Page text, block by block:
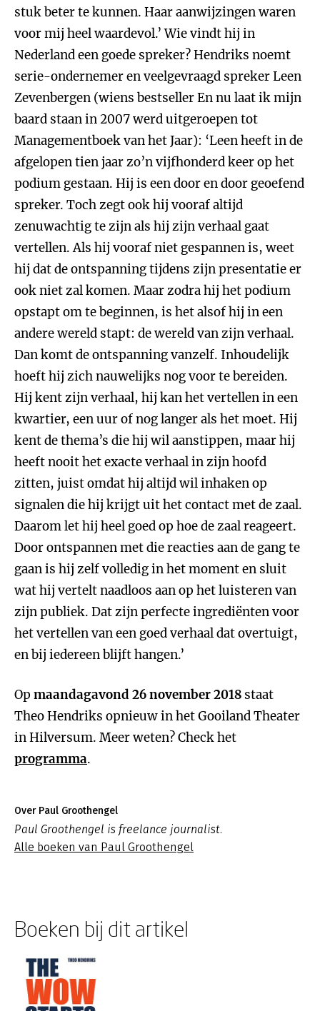
stuk beter te kunnen. Haar aanwijzingen waren
voor mij heel waardevol.’ Wie vindt hij in
Nederland een goede spreker? Hendriks noemt
serie-ondernemer en veelgevraagd spreker Leen
Zevenbergen (wiens bestseller En nu laat ik mijn
baard staan in 2007 werd uitgeroepen tot
Managementboek van het Jaar): ‘Leen heeft in de
afgelopen tien jaar zo’n vijfhonderd keer op het
podium gestaan. Hij is een door en door geoefend
spreker. Toch zegt ook hij vooraf altijd
zenuwachtig te zijn als hij zijn verhaal gaat
vertellen. Als hij vooraf niet gespannen is, weet
hij dat de ontspanning tijdens zijn presentatie er
ook niet zal komen. Maar zodra hij het podium
opstapt om te beginnen, is het alsof hij in een
andere wereld stapt: de wereld van zijn verhaal.
Dan komt de ontspanning vanzelf. Inhoudelijk
hoeft hij zich nauwelijks nog voor te bereiden.
Hij kent zijn verhaal, hij kan het vertellen in een
kwartier, een uur of nog langer als het moet. Hij
kent de thema’s die hij wil aanstippen, maar hij
heeft nooit het exacte verhaal in zijn hoofd
zitten, juist omdat hij altijd wil inhaken op
signalen die hij krijgt uit het contact met de zaal.
Daarom let hij heel goed op hoe de zaal reageert.
Door ontspannen met die reacties aan de gang te
gaan is hij zelf volledig in het moment en sluit
wat hij vertelt naadloos aan op het luisteren van
zijn publiek. Dat zijn perfecte ingrediënten voor
het vertellen van een goed verhaal dat overtuigt,
en bij iedereen blijft hangen.’
Op maandagavond 26 november 2018 staat
Theo Hendriks opnieuw in het Gooiland Theater
in Hilversum. Meer weten? Check het
programma.
Over Paul Groothengel
Paul Groothengel is freelance journalist.
Alle boeken van Paul Groothengel
Boeken bij dit artikel